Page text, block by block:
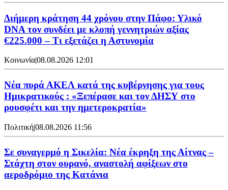
Διήμερη κράτηση 44 χρόνου στην Πάφο: Υλικό
DNA τον συνδέει με κλοπή γεννητριών αξίας
€225.000 – Τι εξετάζει η Αστυνομία
Κοινωνία|08.08.2026 12:01
Νέα πυρά ΑΚΕΛ κατά της κυβέρνησης για τους
Ημικρατικούς : «Ξεπέρασε και τον ΔΗΣΥ στο
ρουσφέτι και την ημετεροκρατία»
Πολιτική|08.08.2026 11:56
Σε συναγερμό η Σικελία: Νέα έκρηξη της Αίτνας –
Στάχτη στον ουρανό, αναστολή αφίξεων στο
αεροδρόμιο της Κατάνια